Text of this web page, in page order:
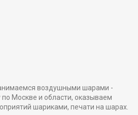
воздушными шарами -
Москве и области, оказываем
шариками, печати на шарах.